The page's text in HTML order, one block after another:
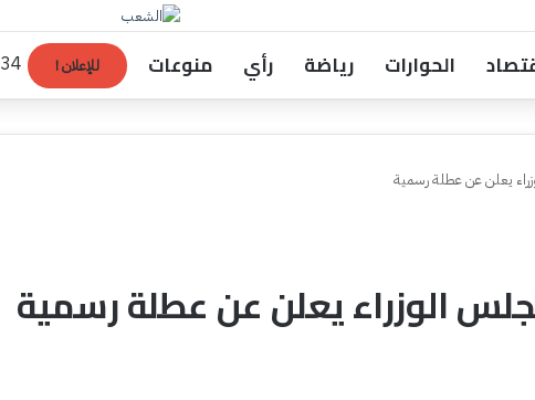
الحوارات رياضة رأي منوعات للإعلان ! 34
يعلن عن عطلة رسمية
الوزراء يعلن عن عطلة رسمية